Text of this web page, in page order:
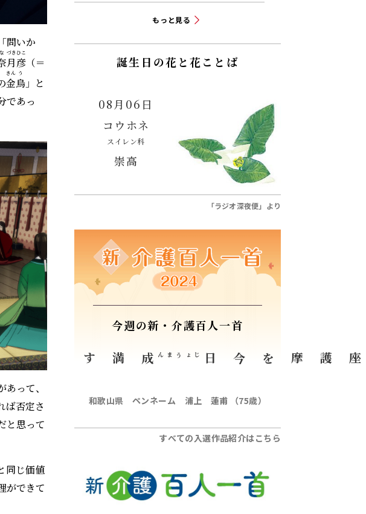
問いか
な
月
づき
彦
ひこ
（＝
金
きん
烏
う
」と
であっ
って、
ば否定さ
と思って
同じ価値
ができて
もっと見る
誕生日の花と花ことば
08月06日
コウホネ
スイレン科
崇高
「ラジオ深夜便」より
今週の新・介護百人一首
一万座護摩を
今日
成満 じょうまん
す
和歌山県 ペンネーム 浦上 蓮甫 （75歳）
すべての入選作品紹介はこちら